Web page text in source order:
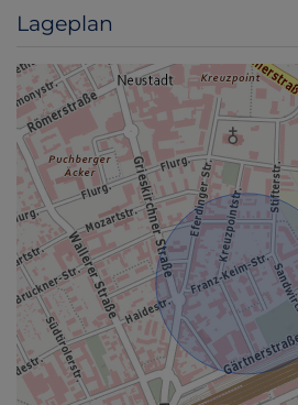
Lageplan